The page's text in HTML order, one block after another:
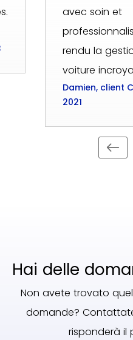
avec soin et
rendu la
voiture
Damien, client
2021
Hai delle
Non avete trovato
domande?
risponderà il